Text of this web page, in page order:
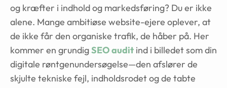
og kræfter i indhold og markedsføring? Du er ikke
alene. Mange ambitiøse website-ejere oplever, at
de ikke får den organiske trafik, de håber på. Her
kommer en grundigSEO audit ind i billedet som din
digitale røntgenundersøgelse—den afslører de
skjulte tekniske fejl, indholdsrodet og de tabte